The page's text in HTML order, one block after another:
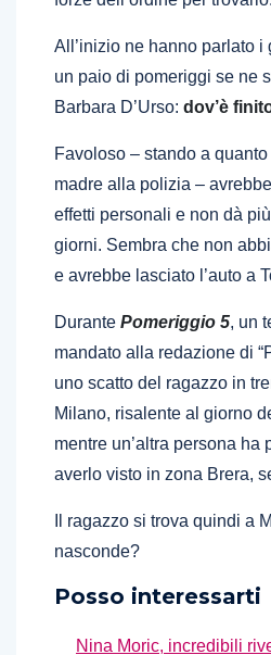
All’inizio ne hanno parlato i
un paio di pomeriggi se ne
Barbara D’Urso: dov’è
Favoloso – stando a
madre alla polizia –
effetti personali e non dà
giorni. Sembra che non
e avrebbe lasciato l’auto a
Durante Pomeriggio 5, un
mandato alla redazione di
uno scatto del ragazzo in
Milano, risalente al giorno
mentre un’altra persona ha
averlo visto in zona Brera,
Il ragazzo si trova quindi a
nasconde?
Posso interessarti
Nina Moric, incredibili